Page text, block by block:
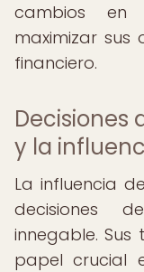
cambios en
maximizar sus
financiero.
Decisiones
y la
La influencia
decisiones
innegable.
papel crucial